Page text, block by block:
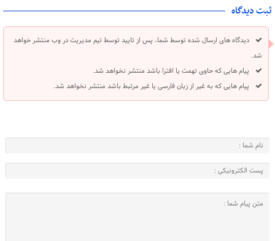
ثبت دیدگاه
دیدگاه های ارسال شده توسط شما، پس از تایید توسط تیم مدیریت در وب منتشر خواهد
شد.
پیام هایی که حاوی تهمت یا افترا باشد منتشر نخواهد شد.
پیام هایی که به غیر از زبان فارسی یا غیر مرتبط باشد منتشر نخواهد شد.